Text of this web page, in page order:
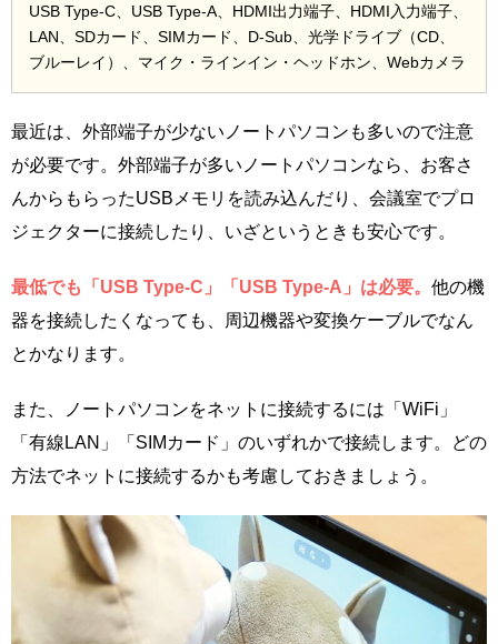
USB Type-C、USB Type-A、HDMI出力端子、HDMI入力端子、
LAN、SDカード、SIMカード、D-Sub、光学ドライブ（CD、
ブルーレイ）、マイク・ラインイン・ヘッドホン、Webカメラ
最近は、外部端子が少ないノートパソコンも多いので注意
が必要です。外部端子が多いノートパソコンなら、お客さ
んからもらったUSBメモリを読み込んだり、会議室でプロ
ジェクターに接続したり、いざというときも安心です。
最低でも「USB Type-C」「USB Type-A」は必要。 他の機
器を接続したくなっても、周辺機器や変換ケーブルでなん
とかなります。
また、ノートパソコンをネットに接続するには「WiFi」
「有線LAN」「SIMカード」のいずれかで接続します。どの
方法でネットに接続するかも考慮しておきましょう。